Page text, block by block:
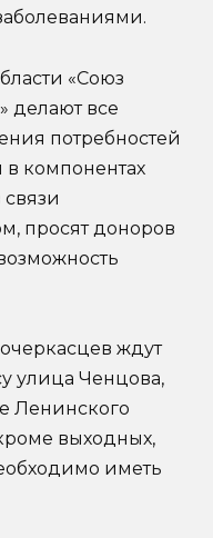
«Союз
делают все
потребностей
компонентах
просят доноров
ждут
улица Ченцова,
Ленинского
выходных,
иметь